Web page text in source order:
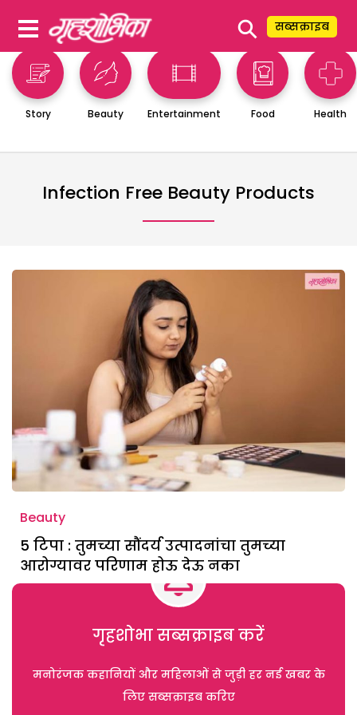
⚲ सब्सक्राइब
Story Beauty Entertainment Food Health
Infection Free Beauty Products
Beauty
5 टिपा : तुमच्या सौंदर्य उत्पादनांचा तुमच्या
आरोग्यावर परिणाम होऊ देऊ नका
गृहशोभा सब्सक्राइब करें
मनोरंजक कहानियों और महिलाओं से जुड़ी हर नई खबर के
लिए सब्सक्राइब करिए